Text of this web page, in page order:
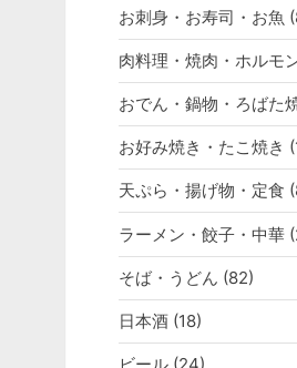
お刺身・お寿司・お魚
肉料理・焼肉・ホルモ
おでん・鍋物・ろばた
お好み焼き・たこ焼き
天ぷら・揚げ物・定食
ラーメン・餃子・中華
そば・うどん (82)
日本酒(18)